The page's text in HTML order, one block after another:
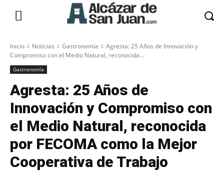
Inicio Noticias Gastronomía
Agresta: 25 Años de Innovación y
Compromiso con el Medio Natural, reconocida...
Gastronomía
Agresta: 25 Años de
Innovación y Compromiso con
el Medio Natural, reconocida
por FECOMA como la Mejor
Cooperativa de Trabajo